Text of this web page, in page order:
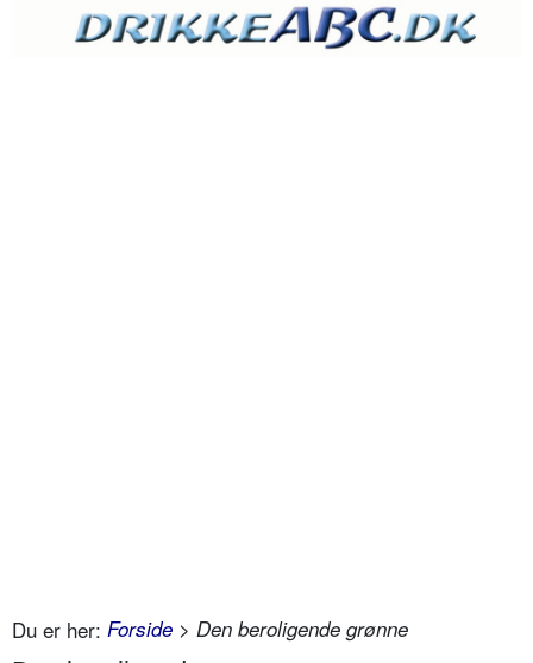
Du er her: Forside > Den beroligende grønne